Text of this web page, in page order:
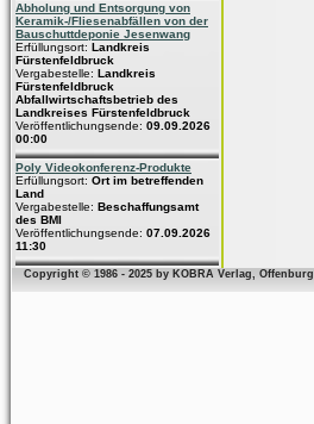
Abholung und Entsorgung von
Keramik-/Fliesenabfällen von der
Bauschuttdeponie Jesenwang
Erfüllungsort: Landkreis
Fürstenfeldbruck
Vergabestelle: Landkreis
Fürstenfeldbruck
Abfallwirtschaftsbetrieb des
Landkreises Fürstenfeldbruck
Veröffentlichungsende: 09.09.2026
00:00
Poly Videokonferenz-Produkte
Erfüllungsort: Ort im betreffenden
Land
Vergabestelle: Beschaffungsamt
des BMI
Veröffentlichungsende: 07.09.2026
11:30
Copyright © 1986 - 2025 by KOBRA Verlag, Offenburg